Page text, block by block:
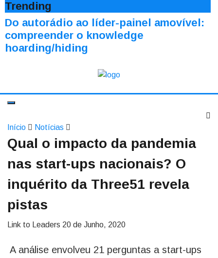
Trending
Do autorádio ao líder-painel amovível:
compreender o knowledge
hoarding/hiding
Início Notícias
Qual o impacto da pandemia
nas start-ups nacionais? O
inquérito da Three51 revela
pistas
Link to Leaders 20 de Junho, 2020
A análise envolveu 21 perguntas a start-ups